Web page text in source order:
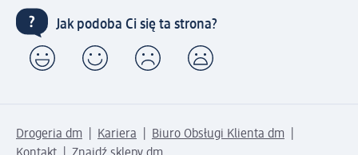
Jak podoba Ci się ta strona?
Drogeria dm Kariera
Biuro Obsługi Klienta dm